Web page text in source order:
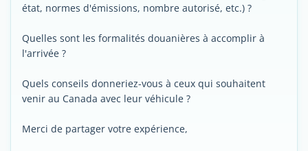
état, normes d'émissions, nombre autorisé, etc.) ?
Quelles sont les formalités douanières à accomplir à
l'arrivée ?
Quels conseils donneriez-vous à ceux qui souhaitent
venir au Canada avec leur véhicule ?
Merci de partager votre expérience,